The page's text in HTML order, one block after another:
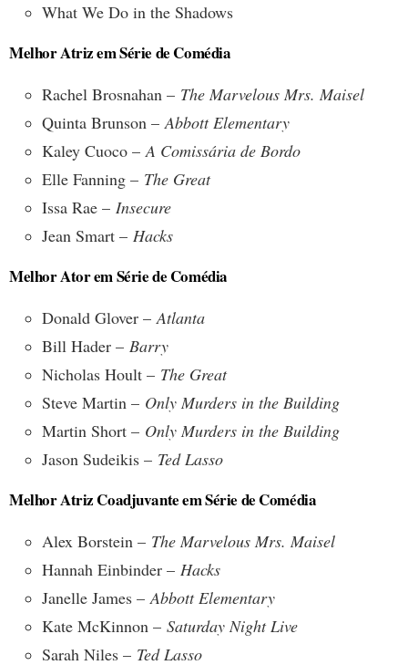
What We Do in the Shadows
Melhor Atriz em Série de Comédia
Rachel Brosnahan – The Marvelous Mrs. Maisel
Quinta Brunson –Abbott Elementary
Kaley Cuoco –A Comissária de Bordo
Elle Fanning – The Great
Issa Rae – Insecure
Jean Smart – Hacks
Melhor Ator em Série de Comédia
Donald Glover –Atlanta
Bill Hader – Barry
Nicholas Hoult – The Great
Steve Martin – Only Murders in the Building
Martin Short – Only Murders in the Building
Jason Sudeikis – Ted Lasso
Melhor Atriz Coadjuvante em Série de Comédia
Alex Borstein – The Marvelous Mrs. Maisel
Hannah Einbinder – Hacks
Janelle James –Abbott Elementary
Kate McKinnon – Saturday Night Live
Sarah Niles – Ted Lasso